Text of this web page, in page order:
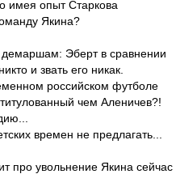
имея опыт Старкова
Якина?
демаршам: Эберт в сравнении
и звать его никак.
российском футболе
чем Аленичев?!
времен не предлагать...
про увольнение Якина сейчас